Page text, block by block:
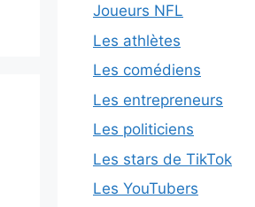
Joueurs NFL
Les athlètes
Les comédiens
Les entrepreneurs
Les politiciens
Les stars de TikTok
Les YouTubers